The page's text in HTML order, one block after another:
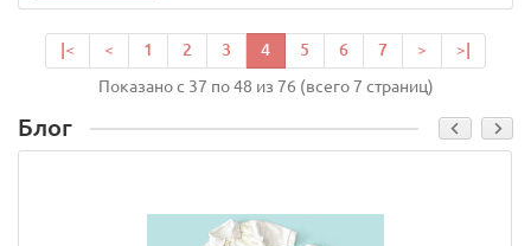
|< < 1 2 3 4 5 6 7 >
>|
Показано с 37 по 48 из 76 (всего 7 страниц)
Блог